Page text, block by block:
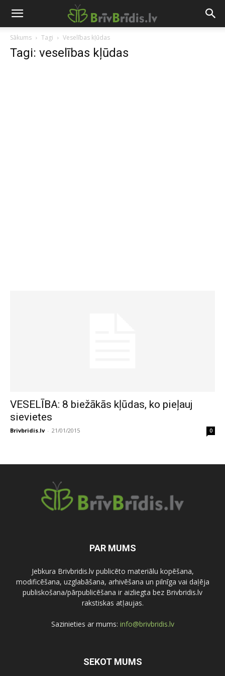
Sākums Tagi Veselības kļūdas
Tagi: veselības kļūdas
VESELĪBA: 8 biežākās kļūdas, ko pieļauj
sievietes
Brivbridis.lv - 21/01/2015 0
PAR MUMS
Jebkura Brivbridis.lv publicēto materiālu kopēšana,
modificēšana, uzglabāšana, arhivēšana un pilnīga vai daļēja
publiskošana/pārpublicēšana ir aizliegta bez Brivbridis.lv
rakstiskas atļaujas.
Sazinieties ar mums: info@brivbridis.lv
SEKOT MUMS